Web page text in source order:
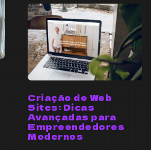
Criação de Web
Sites: Dicas
Avançadas para
Empreendedores
Modernos